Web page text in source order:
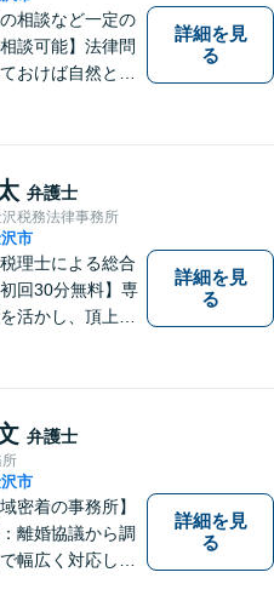
の相談など一定の
談可能】法律問
おけば自然と解
解決への近道と
気軽にご相談く
詳細を見
る
弁護士
税務法律事務所
市
税理士による総合
回30分無料】専
活かし、頂上＝
務所ホームペー
詳細を見
る
弁護士
市
密着の事務所】
：離婚協議から調
幅広く対応し、
詳細を見
る